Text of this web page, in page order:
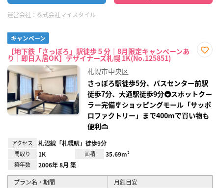
運営会社： 株式会社マイスタイル
キャンペーン
【地下鉄「さっぽろ」駅徒歩５分｜8月限定キャンペーンあ
り｜即日入居OK】デザイナーズ札幌 1K(No.125851)
録
札幌市中央区
さっぽろ駅徒歩5分、バスセンター前駅
徒歩7分、大通駅徒歩9分🚇スポットクー
ラー完備🎐ショッピングモール「サッポ
ロファクトリー」まで400mで買い物も
便利👜
アクセス 札沼線「札幌駅」徒歩9分
間取り 1K 面積 35.69m²
築年数 2006年 8月 築
プラン名・期間
月額目安